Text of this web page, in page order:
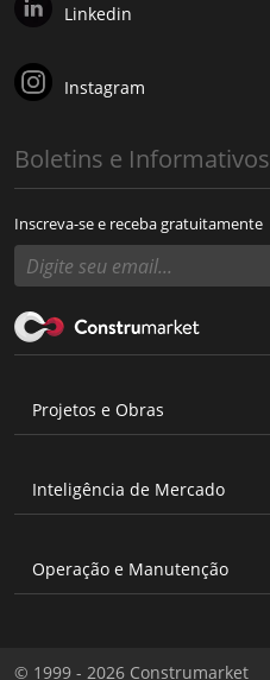
Linkedin
Instagram
Boletins e Informativos
Inscreva-se e receba gratuitamente
Projetos e Obras
Inteligência de Mercado
Operação e Manutenção
© 1999 - 2026 Construmarket